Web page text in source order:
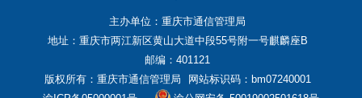
主办单位：重庆市通信管理局
地址：重庆市两江新区黄山大道中段55号附一号麒麟座B
邮编：401121
版权所有：重庆市通信管理局
网站标识码：bm07240001